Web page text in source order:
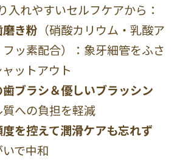
入れやすいセルフケアから：
き粉 （硝酸カリウム・乳酸ア
ッ素配合）：象牙細管をふさ
ットアウト
ブラシ＆優しいブラッシン
質への負担を軽減
を控えて潤滑ケアも忘れず
いで中和